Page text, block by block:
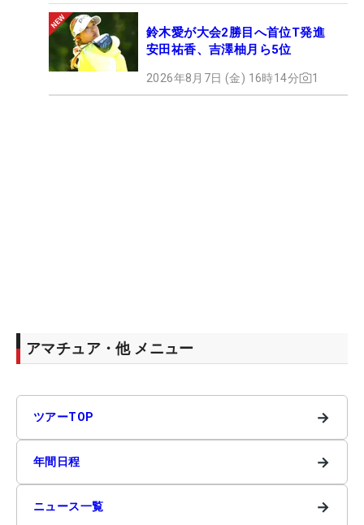
鈴木愛が大会2勝目へ首位T発進
安田祐香、吉澤柚月ら5位
2026年8月7日 (金) 16時14分 1
アマチュア・他 メニュー
ツアーTOP →
年間日程 →
ニュース一覧 →